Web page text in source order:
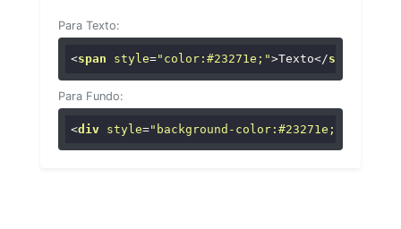
Para Texto:
<span style="color:#23271e;">Texto</span
Para Fundo:
<div style="background-color:#23271e;"